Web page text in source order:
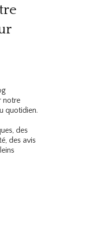
notre
quotidien.
des
des avis